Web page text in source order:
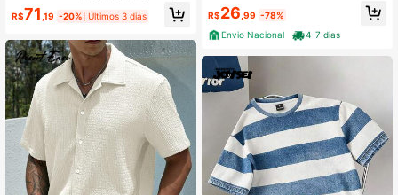
a Curta e Estampa Numérica para H
R$71 ,19 -20% Últimos 3 dias R$26 ,99 -78%
Envio Nacional
4-7 dias